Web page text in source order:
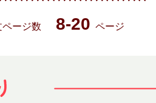
ページ数 8-20 ページ